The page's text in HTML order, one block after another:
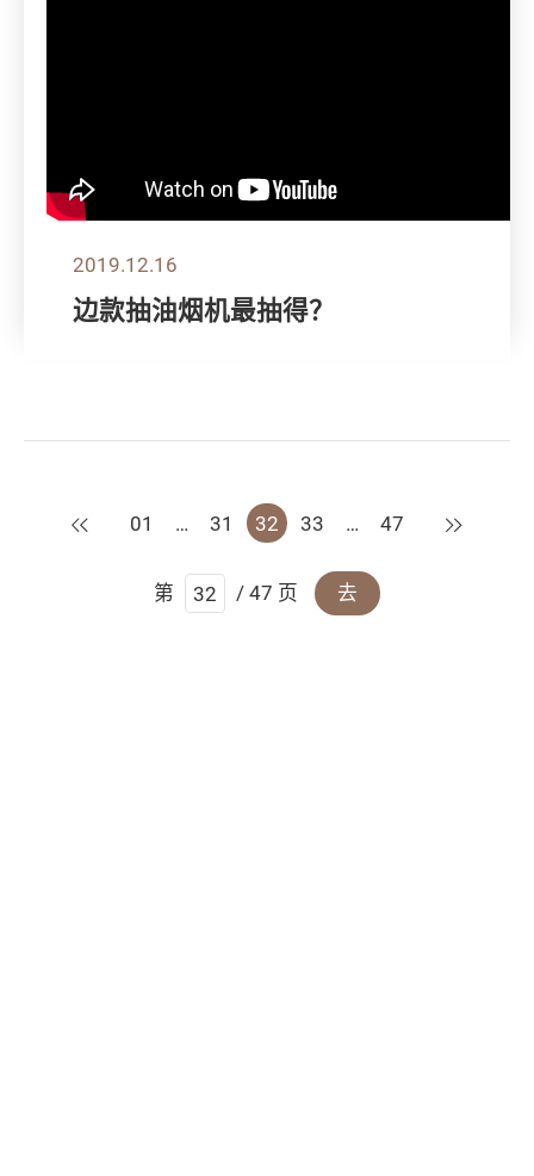
2019.12.16
边款抽油烟机最抽得？
上一页
01 … 31 32 33 … 47 下一页
第 / 47 页 去